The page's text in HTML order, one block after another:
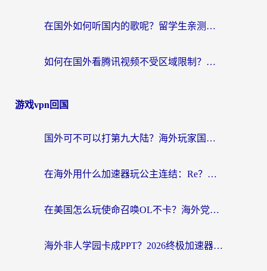
在国外如何听国内的歌呢？留学生亲测有效的回国加速方案
如何在国外看腾讯视频不受区域限制？留学生亲测有效的回国加速指南
游戏vpn回国
国外可不可以打第九大陆？海外玩家国服畅玩终极指南（附3大热门游戏解决妙招）
在海外用什么加速器玩公主连结：Re？老玩家亲测的稳定方案来了
在美国怎么玩使命召唤OL不卡？海外党亲测有效的国服游戏加速器指南
海外非人学园卡成PPT？2026终极加速器指南：从暗区突围到王国纪元，一篇搞定